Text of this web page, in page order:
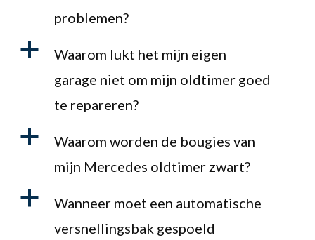
problemen?
a
Waarom lukt het mijn eigen
garage niet om mijn oldtimer goed
te repareren?
a
Waarom worden de bougies van
mijn Mercedes oldtimer zwart?
a
Wanneer moet een automatische
versnellingsbak gespoeld